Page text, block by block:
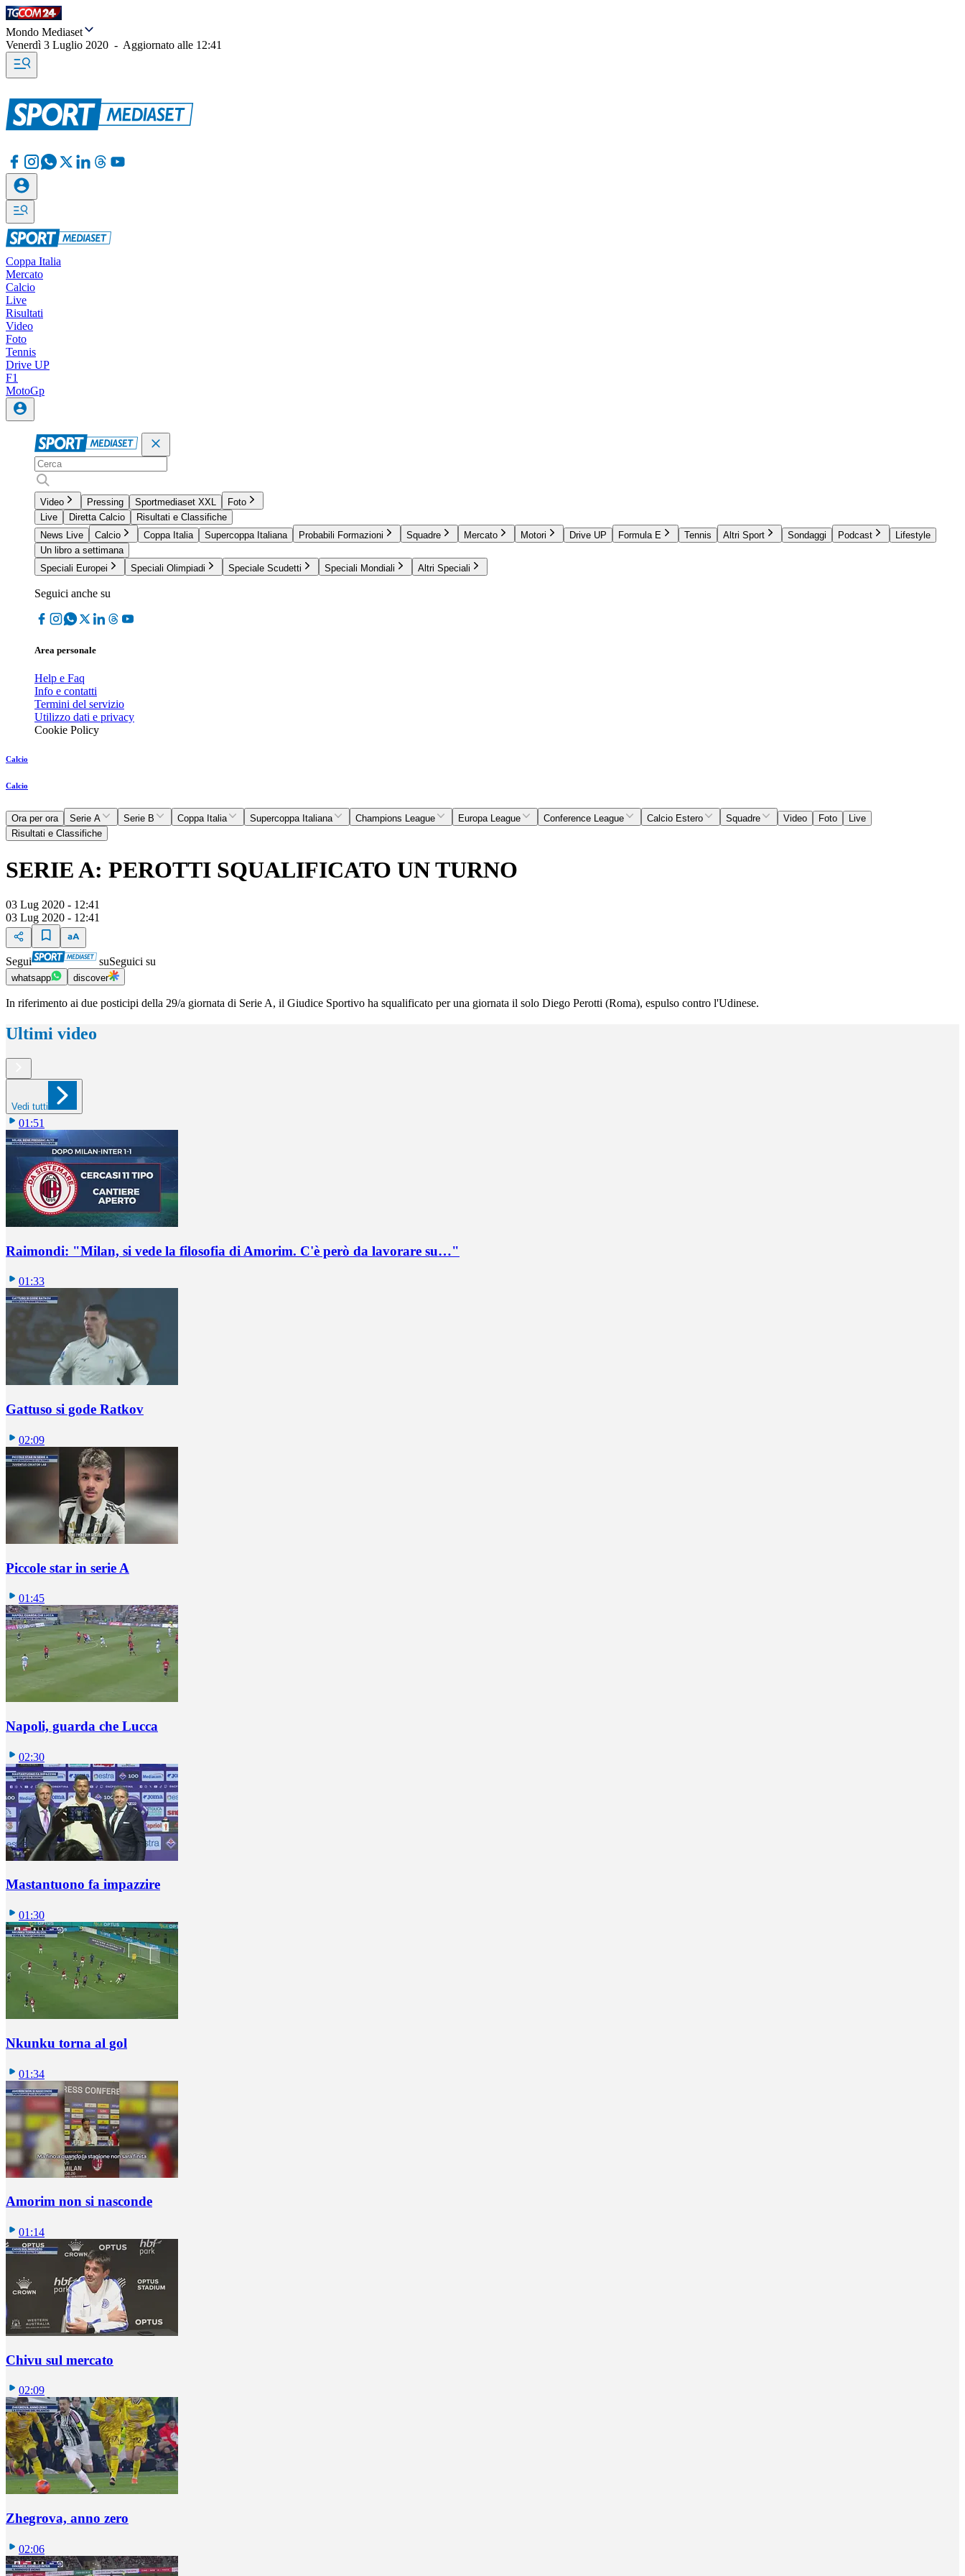
Mondo Mediaset
Venerdì 3 Luglio 2020 - Aggiornato alle 12:41
Coppa Italia
Mercato
Calcio
Live
Risultati
Video
Foto
Tennis
Drive UP
F1
MotoGp
Video Pressing Sportmediaset XXL
Foto
Live
Diretta Calcio
Risultati e Classifiche
News Live
Calcio Coppa Italia Supercoppa Italiana Probabili Formazioni Squadre Mercato Motori Drive UP Formula E Tennis Altri Sport Sondaggi Podcast
Lifestyle
Un libro a settimana
Speciali Europei
Speciali Olimpiadi Speciale Scudetti Speciali Mondiali Altri Speciali
Seguici anche su
Area personale
Help e Faq
Info e contatti
Termini del servizio
Utilizzo dati e privacy
Cookie Policy
Calcio
Calcio
Ora per ora Serie A Serie B Coppa Italia Supercoppa Italiana Champions League Europa League Conference League Calcio Estero Squadre Video Foto
Live
Risultati e Classifiche
SERIE A: PEROTTI SQUALIFICATO UN TURNO
03 Lug 2020 - 12:41
03 Lug 2020 - 12:41
Segui suSeguici su
whatsapp discover
In riferimento ai due posticipi della 29/a giornata di Serie A, il Giudice Sportivo ha squalificato per una giornata il solo Diego Perotti (Roma), espulso contro l'Udinese.
Ultimi video
Vedi tutti
01:51
Raimondi: "Milan, si vede la filosofia di Amorim. C'è però da lavorare su…"
01:33
Gattuso si gode Ratkov
02:09
Piccole star in serie A
01:45
Napoli, guarda che Lucca
02:30
Mastantuono fa impazzire
01:30
Nkunku torna al gol
01:34
Amorim non si nasconde
01:14
Chivu sul mercato
02:09
Zhegrova, anno zero
02:06